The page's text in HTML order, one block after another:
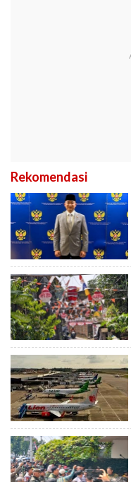
Rekomendasi